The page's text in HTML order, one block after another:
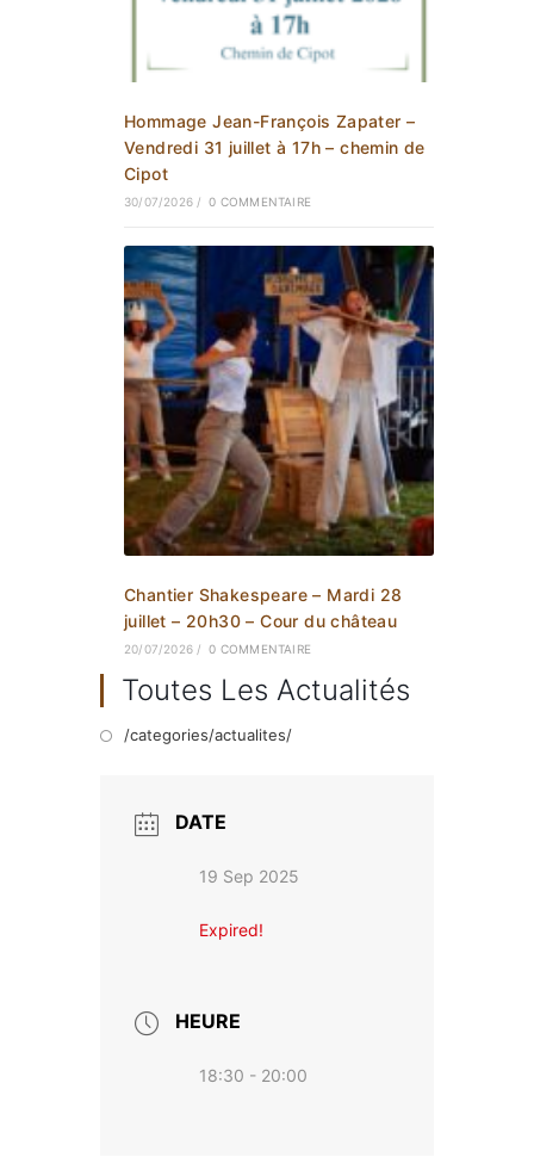
Hommage Jean-François Zapater –
Vendredi 31 juillet à 17h – chemin de
Cipot
30/07/2026 / 0 COMMENTAIRE
Chantier Shakespeare – Mardi 28
juillet – 20h30 – Cour du château
20/07/2026 / 0 COMMENTAIRE
Toutes Les Actualités
/categories/actualites/
DATE
19 Sep 2025
Expired!
HEURE
18:30 - 20:00